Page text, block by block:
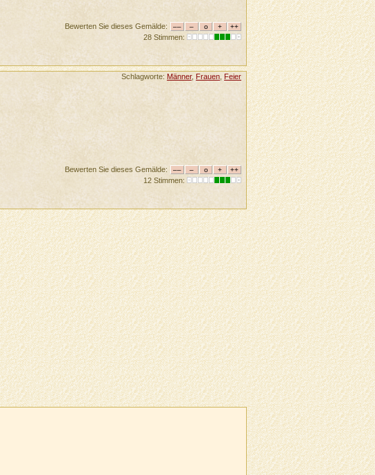
Bewerten Sie dieses Gemälde:
28 Stimmen:
Schlagworte: Männer, Frauen, Feier
Bewerten Sie dieses Gemälde:
12 Stimmen: